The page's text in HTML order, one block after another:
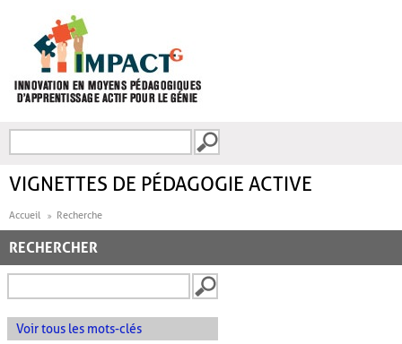
FORMULAIRE DE
VIGNETTES DE PÉDAGOGIE ACTIVE
Accueil Recherche
RECHERCHER
Voir tous les mots-clés